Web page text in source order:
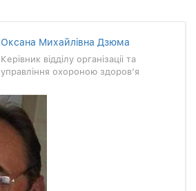
Оксана Михайлiвна Дзюма
Керiвник вiддiлу органiзацii та
управлiння охороною здоров’я